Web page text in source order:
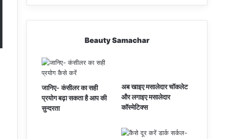
Beauty Samachar
जानिए- कंसीलर का सही
प्रयोग बढ़ा सकता है आप की
सुन्दरता
अब खाइए मसालेदार चॉकलेट
और लगाइए मसालेदार
कॉस्‍मेटिक्‍स